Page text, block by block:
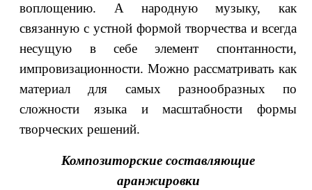
воплощению. А народную музыку, как
связанную с устной формой творчества и всегда
несущую в себе элемент спонтанности,
импровизационности. Можно рассматривать как
материал для самых разнообразных по
сложности языка и масштабности формы
творческих решений.
Композиторские составляющие
аранжировки